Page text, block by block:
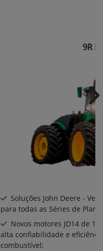
9R
Soluções John Deere -
para todas as Séries de
Novos motores JD14 de
alta confiabilidade e
combustível;